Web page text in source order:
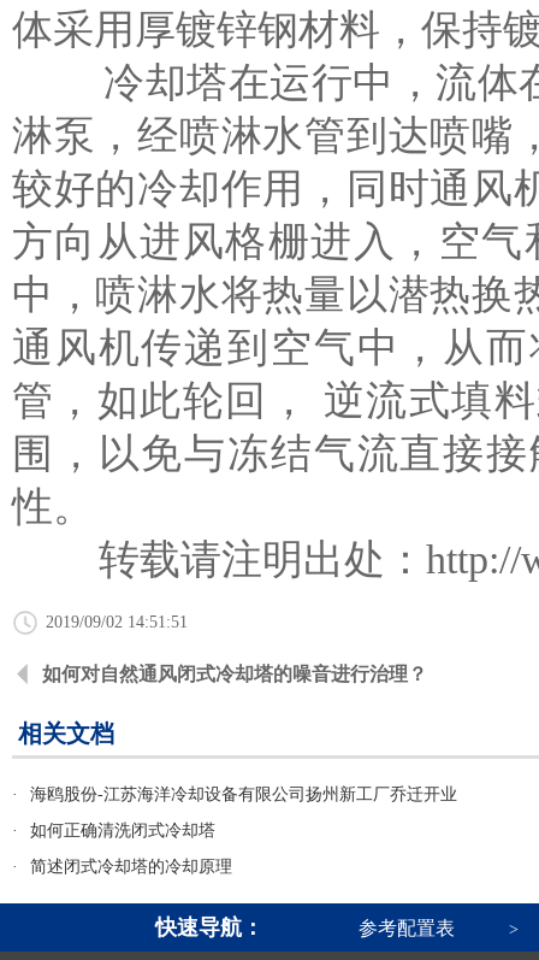
体采用厚镀锌钢材料，保持
冷却塔在运行中，流体在
淋泵，经喷淋水管到达喷嘴
较好的冷却作用，同时通风
方向从进风格栅进入，空
中，喷淋水将热量以潜热换
通风机传递到空气中，从
管，如此轮回， 逆流式填
围，以免与冻结气流直接
性。
转载请注明出处： http://
2019/09/02 14:51:51
如何对自然通风闭式冷却塔的噪音进行治理？
相关文档
·
海鸥股份-江苏海洋冷却设备有限公司扬州新工厂乔迁开业
·
如何正确清洗闭式冷却塔
·
简述闭式冷却塔的冷却原理
快速导航： 参考配置表 >